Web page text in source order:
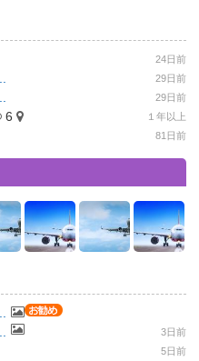
24日前
29日前
29日前
6 １年以上
81日前
3日前
5日前